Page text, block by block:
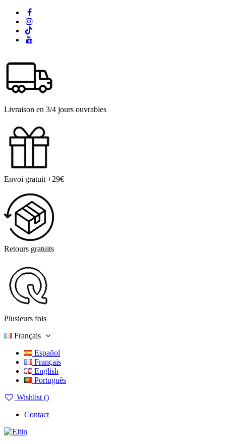
Livraison en 3/4 jours ouvrables
Envoi gratuit +29€
Retours gratuits
Plusieurs fois
Français
Español
Français
English
Português
Wishlist ()
Contact